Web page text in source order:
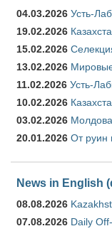
04.03.2026 Усть-
19.02.2026
15.02.2026
13.02.2026
11.02.2026 Усть-
10.02.2026
03.02.2026
20.01.2026 От руин
News in English
08.08.2026
07.08.2026 Daily